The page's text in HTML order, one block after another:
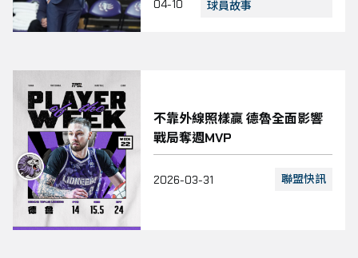
04-10
球員故事
不靠外線照樣贏 德魯全面影響
戰局奪週MVP
2026-03-31 聯盟快訊